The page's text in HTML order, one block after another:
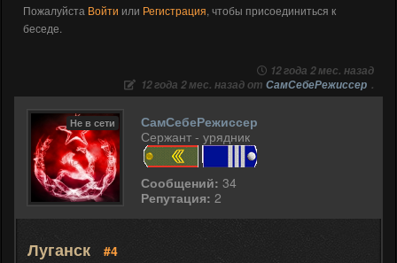
Пожалуйста Войти или Регистрация, чтобы присоединиться к
беседе.
12 года 2 мес. назад
12 года 2 мес. назад от СамСебеРежиссер .
Не в сети
СамСебеРежиссер
Сержант - урядник
Сообщений: 34
Репутация: 2
Луганск
#4